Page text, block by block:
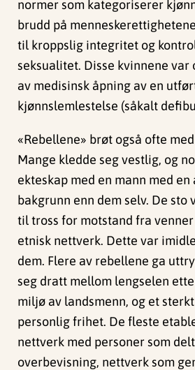
normer som kategoriserer
brudd på
til kroppslig integritet og
seksualitet. Disse kvinnene var
av medisinsk åpning av en
kjønnslemlestelse (såkalt
«Rebellene» brøt også ofte
Mange kledde seg vestlig, og
ekteskap med en mann med
bakgrunn enn dem selv. De sto
til tross for motstand fra
etnisk nettverk. Dette var
dem. Flere av rebellene ga
seg dratt mellom lengselen
miljø av landsmenn, og et
personlig frihet. De fleste
nettverk med personer som
overbevisning, nettverk som